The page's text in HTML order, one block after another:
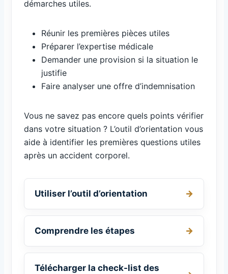
démarches utiles.
Réunir les premières pièces utiles
Préparer l’expertise médicale
Demander une provision si la situation le
justifie
Faire analyser une offre d’indemnisation
Vous ne savez pas encore quels points vérifier
dans votre situation ? L’outil d’orientation vous
aide à identifier les premières questions utiles
après un accident corporel.
Utiliser l’outil d’orientation
Comprendre les étapes
Télécharger la check-list des